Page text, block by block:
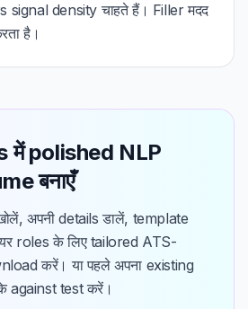
signal density चाहते हैं। Filler मदद
है।
में polished NLP
बनाएँ
अपनी details डालें, template
roles के लिए tailored ATS-
करें। या पहले अपना existing
against test करें।